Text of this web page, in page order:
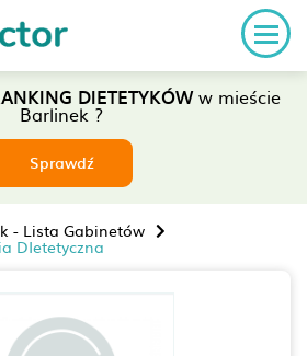
DIETETYKÓWw mieście
Barlinek ?
Sprawdź
- Lista Gabinetów
DIetetyczna